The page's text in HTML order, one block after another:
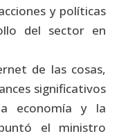
y políticas
del sector en
de las cosas,
significativos
economía y la
el ministro